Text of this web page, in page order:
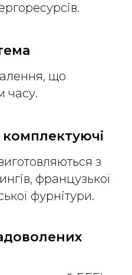
що
часу.
з
французької
фурнітури.